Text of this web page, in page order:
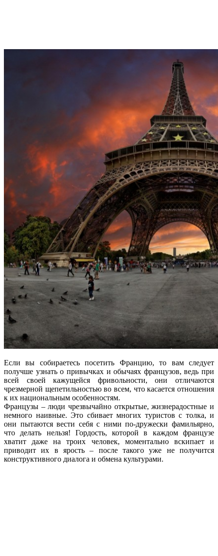
Если вы собираетесь посетить Францию, то вам следует
получше узнать о привычках и обычаях французов, ведь при
всей своей кажущейся фривольности, они отличаются
чрезмерной щепетильностью во всем, что касается отношения
к их национальным особенностям.
Французы – люди чрезвычайно открытые, жизнерадостные и
немного наивные. Это сбивает многих туристов с толка, и
они пытаются вести себя с ними по-дружески фамильярно,
что делать нельзя! Гордость, которой в каждом французе
хватит даже на троих человек, моментально вскипает и
приводит их в ярость – после такого уже не получится
конструктивного диалога и обмена культурами.